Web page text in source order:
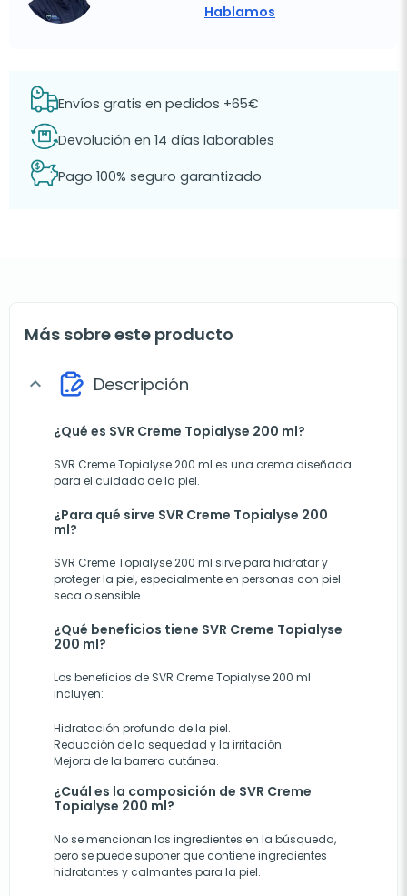
Hablamos
Envíos gratis en pedidos +65€
Devolución en 14 días laborables
Pago 100% seguro garantizado
Más sobre este producto
expand_more Descripción
¿Qué es SVR Creme Topialyse 200 ml?
SVR Creme Topialyse 200 ml es una crema diseñada
para el cuidado de la piel.
¿Para qué sirve SVR Creme Topialyse 200
ml?
SVR Creme Topialyse 200 ml sirve para hidratar y
proteger la piel, especialmente en personas con piel
seca o sensible.
¿Qué beneficios tiene SVR Creme Topialyse
200 ml?
Los beneficios de SVR Creme Topialyse 200 ml
incluyen:
Hidratación profunda de la piel.
Reducción de la sequedad y la irritación.
Mejora de la barrera cutánea.
¿Cuál es la composición de SVR Creme
Topialyse 200 ml?
No se mencionan los ingredientes en la búsqueda,
pero se puede suponer que contiene ingredientes
hidratantes y calmantes para la piel.